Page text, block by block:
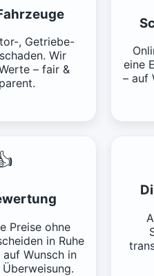
, Getriebe-
Wir
– fair &
eine
– auf
Preise ohne
in Ruhe
Wunsch in